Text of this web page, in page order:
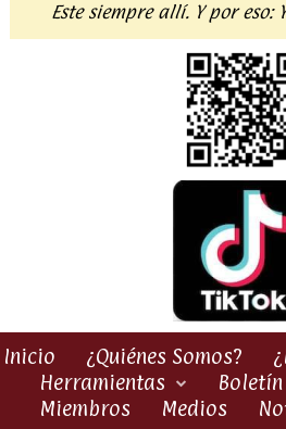
Este siempre allí. Y por eso:
Inicio ¿Quiénes Somos?
Herramientas
Boletín
Miembros
Medios